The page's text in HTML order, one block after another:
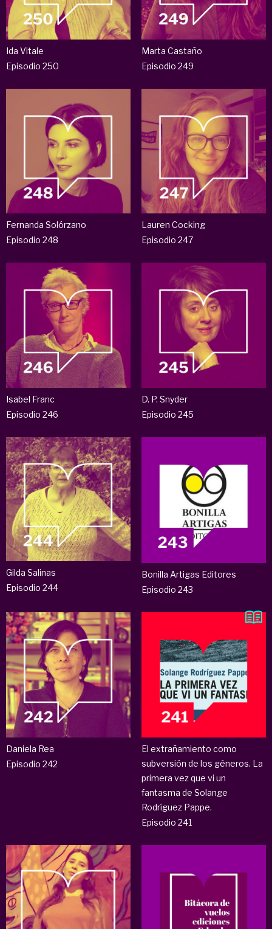
Ida Vitale
Episodio 250
Marta Castaño
Episodio 249
Fernanda Solórzano
Episodio 248
Lauren Cocking
Episodio 247
Isabel Franc
Episodio 246
D. P. Snyder
Episodio 245
Gilda Salinas
Episodio 244
Bonilla Artigas Editores
Episodio 243
Daniela Rea
Episodio 242
El extrañamiento como
subversión de los géneros. La
primera vez que vi un
fantasma de Solange
Rodríguez Pappe.
Episodio 241